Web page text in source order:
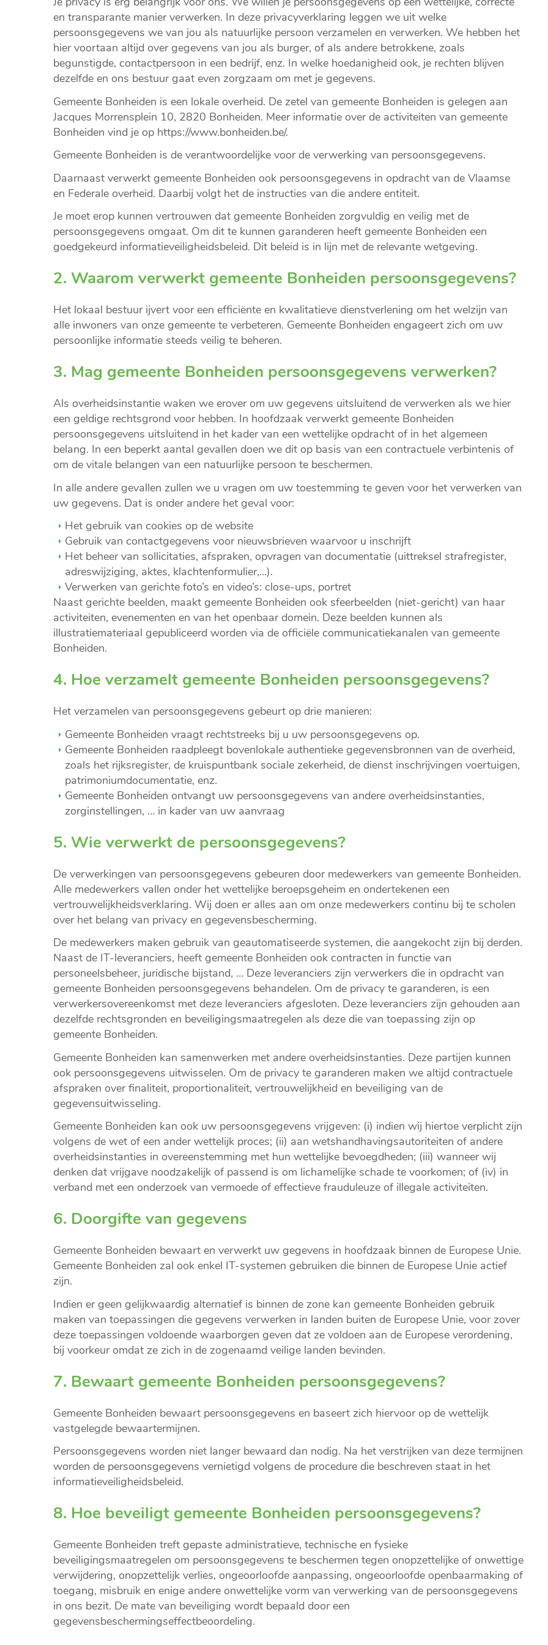
en transparante manier verwerken. In deze privacyverklaring leggen we uit welke
persoonsgegevens we van jou als natuurlijke persoon verzamelen en verwerken. We hebben het
hier voortaan altijd over gegevens van jou als burger, of als andere betrokkene, zoals
begunstigde, contactpersoon in een bedrijf, enz. In welke hoedanigheid ook, je rechten blijven
dezelfde en ons bestuur gaat even zorgzaam om met je gegevens.
Gemeente Bonheiden is een lokale overheid. De zetel van gemeente Bonheiden is gelegen aan
Jacques Morrensplein 10, 2820 Bonheiden. Meer informatie over de activiteiten van gemeente
Bonheiden vind je op https://www.bonheiden.be/.
Gemeente Bonheiden is de verantwoordelijke voor de verwerking van persoonsgegevens.
Daarnaast verwerkt gemeente Bonheiden ook persoonsgegevens in opdracht van de Vlaamse
en Federale overheid. Daarbij volgt het de instructies van die andere entiteit.
Je moet erop kunnen vertrouwen dat gemeente Bonheiden zorgvuldig en veilig met de
persoonsgegevens omgaat. Om dit te kunnen garanderen heeft gemeente Bonheiden een
goedgekeurd informatieveiligheidsbeleid. Dit beleid is in lijn met de relevante wetgeving.
2. Waarom verwerkt gemeente Bonheiden persoonsgegevens?
Het lokaal bestuur ijvert voor een efficiënte en kwalitatieve dienstverlening om het welzijn van
alle inwoners van onze gemeente te verbeteren. Gemeente Bonheiden engageert zich om uw
persoonlijke informatie steeds veilig te beheren.
3. Mag gemeente Bonheiden persoonsgegevens verwerken?
Als overheidsinstantie waken we erover om uw gegevens uitsluitend de verwerken als we hier
een geldige rechtsgrond voor hebben. In hoofdzaak verwerkt gemeente Bonheiden
persoonsgegevens uitsluitend in het kader van een wettelijke opdracht of in het algemeen
belang. In een beperkt aantal gevallen doen we dit op basis van een contractuele verbintenis of
om de vitale belangen van een natuurlijke persoon te beschermen.
In alle andere gevallen zullen we u vragen om uw toestemming te geven voor het verwerken van
uw gegevens. Dat is onder andere het geval voor:
Het gebruik van cookies op de website
Gebruik van contactgegevens voor nieuwsbrieven waarvoor u inschrijft
Het beheer van sollicitaties, afspraken, opvragen van documentatie (uittreksel strafregister,
adreswijziging, aktes, klachtenformulier,...).
Verwerken van gerichte foto’s en video’s: close-ups, portret
Naast gerichte beelden, maakt gemeente Bonheiden ook sfeerbeelden (niet-gericht) van haar
activiteiten, evenementen en van het openbaar domein. Deze beelden kunnen als
illustratiemateriaal gepubliceerd worden via de officiële communicatiekanalen van gemeente
Bonheiden.
4. Hoe verzamelt gemeente Bonheiden persoonsgegevens?
Het verzamelen van persoonsgegevens gebeurt op drie manieren:
Gemeente Bonheiden vraagt rechtstreeks bij u uw persoonsgegevens op.
Gemeente Bonheiden raadpleegt bovenlokale authentieke gegevensbronnen van de overheid,
zoals het rijksregister, de kruispuntbank sociale zekerheid, de dienst inschrijvingen voertuigen,
patrimoniumdocumentatie, enz.
Gemeente Bonheiden ontvangt uw persoonsgegevens van andere overheidsinstanties,
zorginstellingen, … in kader van uw aanvraag
5. Wie verwerkt de persoonsgegevens?
De verwerkingen van persoonsgegevens gebeuren door medewerkers van gemeente Bonheiden.
Alle medewerkers vallen onder het wettelijke beroepsgeheim en ondertekenen een
vertrouwelijkheidsverklaring. Wij doen er alles aan om onze medewerkers continu bij te scholen
over het belang van privacy en gegevensbescherming.
De medewerkers maken gebruik van geautomatiseerde systemen, die aangekocht zijn bij derden.
Naast de IT-leveranciers, heeft gemeente Bonheiden ook contracten in functie van
personeelsbeheer, juridische bijstand, … Deze leveranciers zijn verwerkers die in opdracht van
gemeente Bonheiden persoonsgegevens behandelen. Om de privacy te garanderen, is een
verwerkersovereenkomst met deze leveranciers afgesloten. Deze leveranciers zijn gehouden aan
dezelfde rechtsgronden en beveiligingsmaatregelen als deze die van toepassing zijn op
gemeente Bonheiden.
Gemeente Bonheiden kan samenwerken met andere overheidsinstanties. Deze partijen kunnen
ook persoonsgegevens uitwisselen. Om de privacy te garanderen maken we altijd contractuele
afspraken over finaliteit, proportionaliteit, vertrouwelijkheid en beveiliging van de
gegevensuitwisseling.
Gemeente Bonheiden kan ook uw persoonsgegevens vrijgeven: (i) indien wij hiertoe verplicht zijn
volgens de wet of een ander wettelijk proces; (ii) aan wetshandhavingsautoriteiten of andere
overheidsinstanties in overeenstemming met hun wettelijke bevoegdheden; (iii) wanneer wij
denken dat vrijgave noodzakelijk of passend is om lichamelijke schade te voorkomen; of (iv) in
verband met een onderzoek van vermoede of effectieve frauduleuze of illegale activiteiten.
6. Doorgifte van gegevens
Gemeente Bonheiden bewaart en verwerkt uw gegevens in hoofdzaak binnen de Europese Unie.
Gemeente Bonheiden zal ook enkel IT-systemen gebruiken die binnen de Europese Unie actief
zijn.
Indien er geen gelijkwaardig alternatief is binnen de zone kan gemeente Bonheiden gebruik
maken van toepassingen die gegevens verwerken in landen buiten de Europese Unie, voor zover
deze toepassingen voldoende waarborgen geven dat ze voldoen aan de Europese verordening,
bij voorkeur omdat ze zich in de zogenaamd veilige landen bevinden.
7. Bewaart gemeente Bonheiden persoonsgegevens?
Gemeente Bonheiden bewaart persoonsgegevens en baseert zich hiervoor op de wettelijk
vastgelegde bewaartermijnen.
Persoonsgegevens worden niet langer bewaard dan nodig. Na het verstrijken van deze termijnen
worden de persoonsgegevens vernietigd volgens de procedure die beschreven staat in het
informatieveiligheidsbeleid.
8. Hoe beveiligt gemeente Bonheiden persoonsgegevens?
Gemeente Bonheiden treft gepaste administratieve, technische en fysieke
beveiligingsmaatregelen om persoonsgegevens te beschermen tegen onopzettelijke of onwettige
verwijdering, onopzettelijk verlies, ongeoorloofde aanpassing, ongeoorloofde openbaarmaking of
toegang, misbruik en enige andere onwettelijke vorm van verwerking van de persoonsgegevens
in ons bezit. De mate van beveiliging wordt bepaald door een
gegevensbeschermingseffectbeoordeling.